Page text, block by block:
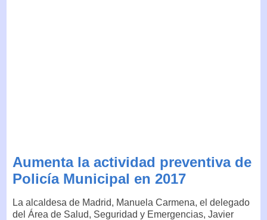
Aumenta la actividad preventiva de
Policía Municipal en 2017
La alcaldesa de Madrid, Manuela Carmena, el delegado
del Área de Salud, Seguridad y Emergencias, Javier